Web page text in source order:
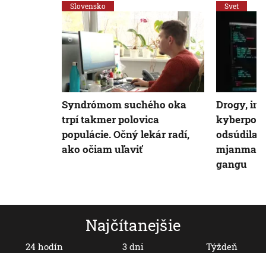
Najčítanejšie
24 hodín 3 dni Týždeň
Slovensko
Syndrómom suchého oka
trpí takmer polovica
populácie. Očný lekár radí,
ako očiam uľaviť
Svet
Drogy,
odsúdila
gangu